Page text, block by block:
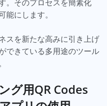
。そのプロセスを簡素化
能にします。
スを新たな高みに引き上げ
できている多用途のツール
グ用QR Codes